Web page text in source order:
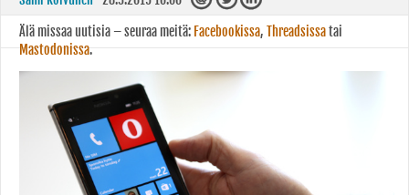
Älä missaa uutisia – seuraa meitä: Facebookissa, Threadsissatai
Mastodonissa.